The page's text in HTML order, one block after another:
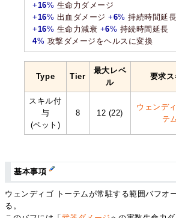
+16% 生命力ダメージ
+16% 出血ダメージ+6% 持続時間延長
+16% 生命力減衰 +6% 持続時間延長
4% 攻撃ダメージをヘルスに変換
Type Tier
最大レベ
ル
要求
スキル付
与
(ペット)
8 12 (22)
ウェンデ
テ
基本事項
ウェンディゴ トーテムが常駐する範囲バフオ
る。